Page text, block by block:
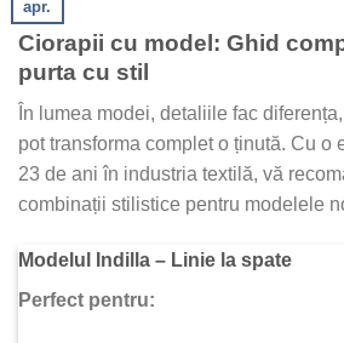
apr.
Ciorapii cu model: Ghid
purta cu stil
În lumea modei, detaliile fac
pot transforma complet o ținută. Cu o
23 de ani în industria textilă, vă
combinații stilistice pentru modelele
Modelul Indilla – Linie la spate
Perfect pentru: